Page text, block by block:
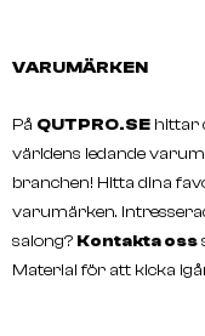
VARUMÄRKEN
På QUTPRO.SE hittar
världens ledande
branchen! Hitta dina
varumärken.
salong? Kontakta oss
Material för att kicka